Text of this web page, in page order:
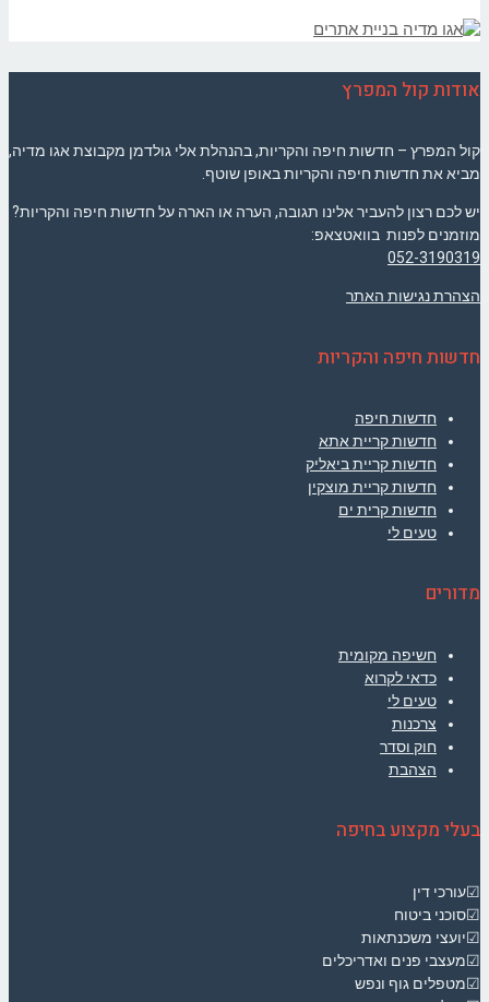
אודות קול המפרץ
קול המפרץ – חדשות חיפה והקריות, בהנהלת אלי גולדמן מקבוצת אגו מדיה,
מביא את חדשות חיפה והקריות באופן שוטף.
יש לכם רצון להעביר אלינו תגובה, הערה או הארה על חדשות חיפה והקריות?
מוזמנים לפנות בוואטצאפ:
052-3190319
הצהרת נגישות האתר
חדשות חיפה והקריות
חדשות חיפה
חדשות קריית אתא
חדשות קריית ביאליק
חדשות קריית מוצקין
חדשות קרית ים
טעים לי
מדורים
חשיפה מקומית
כדאי לקרוא
טעים לי
צרכנות
חוק וסדר
הצהבת
בעלי מקצוע בחיפה
☑עורכי דין
☑סוכני ביטוח
☑יועצי משכנתאות
☑מעצבי פנים ואדריכלים
☑מטפלים גוף ונפש